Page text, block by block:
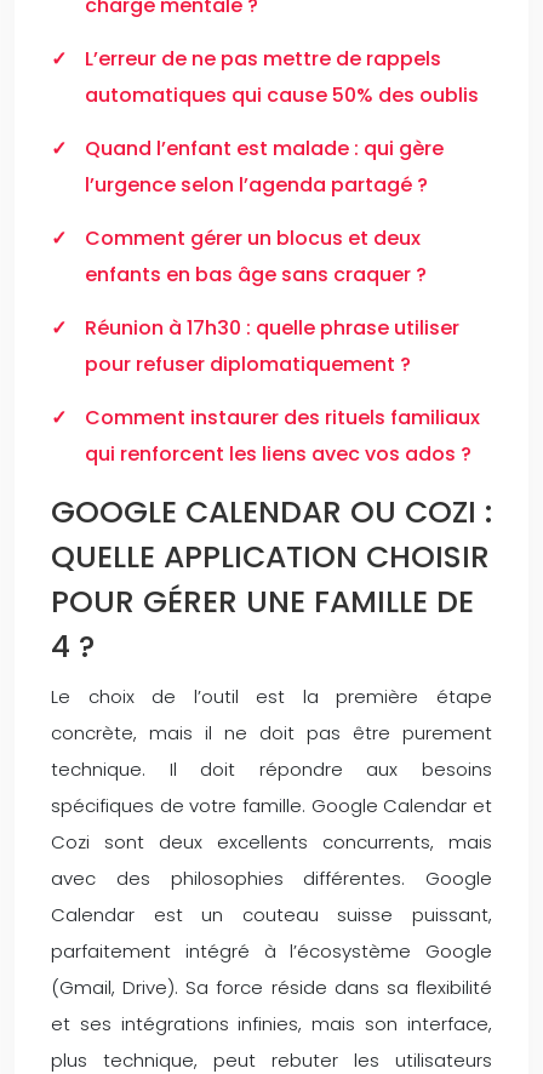
L’erreur de ne pas mettre de rappels
automatiques qui cause 50% des oublis
Quand l’enfant est malade : qui gère
l’urgence selon l’agenda partagé ?
Comment gérer un blocus et deux
enfants en bas âge sans craquer ?
Réunion à 17h30 : quelle phrase utiliser
pour refuser diplomatiquement ?
Comment instaurer des rituels familiaux
qui renforcent les liens avec vos ados ?
GOOGLE CALENDAR OU COZI :
QUELLE APPLICATION CHOISIR
POUR GÉRER UNE FAMILLE DE
4 ?
Le choix de l’outil est la première étape
concrète, mais il ne doit pas être purement
technique. Il doit répondre aux besoins
spécifiques de votre famille. Google Calendar et
Cozi sont deux excellents concurrents, mais
avec des philosophies différentes. Google
Calendar est un couteau suisse puissant,
parfaitement intégré à l’écosystème Google
(Gmail, Drive). Sa force réside dans sa flexibilité
et ses intégrations infinies, mais son interface,
plus technique, peut rebuter les utilisateurs